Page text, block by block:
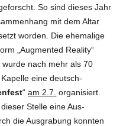
So sind dieses Jahr
mit dem Altar
worden. Die ehemalige
„Augmented Reality“
nach mehr als 70
eine deutsch-
“am 2.7. organisiert.
Stelle eine Aus­
die Ausgra­bung konnten